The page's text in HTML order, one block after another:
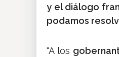
y el diálogo
podamos
“A los